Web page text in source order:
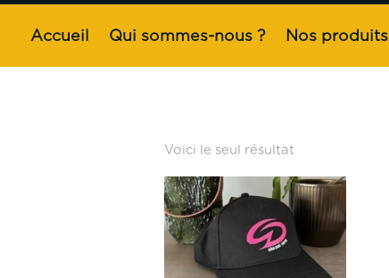
Accueil Qui sommes-nous ? Nos produits
Voici le seul résultat